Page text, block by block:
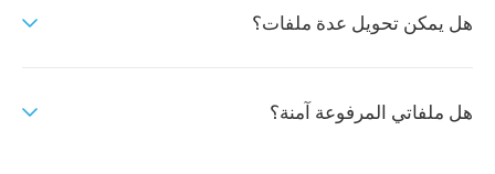
هل يمكن تحويل عدة ملفات؟
هل ملفاتي المرفوعة آمنة؟